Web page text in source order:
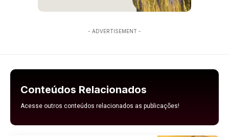
- ADVERTISEMENT -
Conteúdos Relacionados
Acesse outros conteúdos relacionados as publicações!